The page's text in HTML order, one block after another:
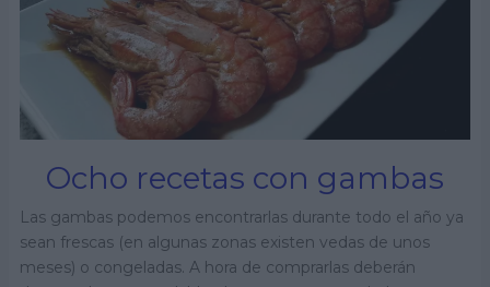
Ocho recetas con gambas
Las gambas podemos encontrarlas durante todo el año ya
sean frescas (en algunas zonas existen vedas de unos
meses) o congeladas. A hora de comprarlas deberán